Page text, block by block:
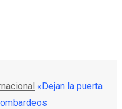
«Dejan la puerta